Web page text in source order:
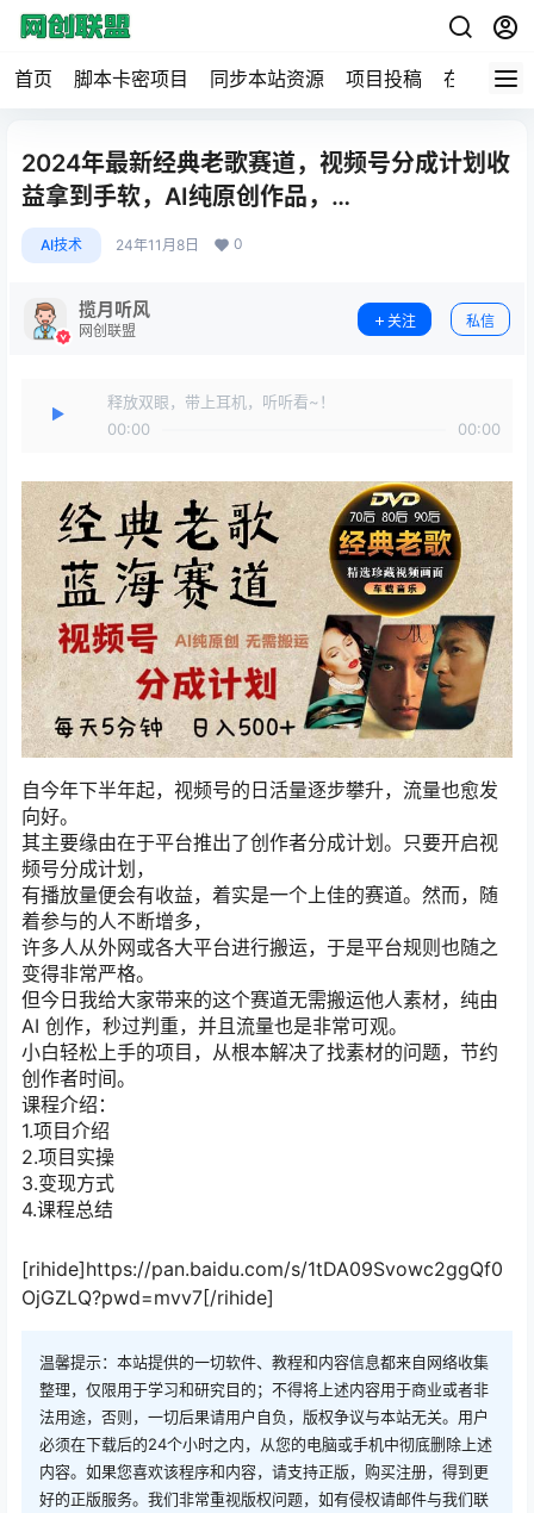
首页 脚本卡密项目 同步本站资源 项目投稿 在线工具
2024年最新经典老歌赛道，视频号分成计划收
益拿到手软，AI纯原创作品，…
AI技术 24年11月8日 0
揽月听风
网创联盟
关注 私信
释放双眼，带上耳机，听听看~！
00:00
00:00
自今年下半年起，视频号的日活量逐步攀升，流量也愈发
向好。
其主要缘由在于平台推出了创作者分成计划。只要开启视
频号分成计划，
有播放量便会有收益，着实是一个上佳的赛道。然而，随
着参与的人不断增多，
许多人从外网或各大平台进行搬运，于是平台规则也随之
变得非常严格。
但今日我给大家带来的这个赛道无需搬运他人素材，纯由
AI 创作，秒过判重，并且流量也是非常可观。
小白轻松上手的项目，从根本解决了找素材的问题，节约
创作者时间。
课程介绍：
1.项目介绍
2.项目实操
3.变现方式
4.课程总结
[rihide]https://pan.baidu.com/s/1tDA09Svowc2ggQf0
OjGZLQ?pwd=mvv7[/rihide]
温馨提示：本站提供的一切软件、教程和内容信息都来自网络收集
整理，仅限用于学习和研究目的；不得将上述内容用于商业或者非
法用途，否则，一切后果请用户自负，版权争议与本站无关。用户
必须在下载后的24个小时之内，从您的电脑或手机中彻底删除上述
内容。如果您喜欢该程序和内容，请支持正版，购买注册，得到更
好的正版服务。我们非常重视版权问题，如有侵权请邮件与我们联